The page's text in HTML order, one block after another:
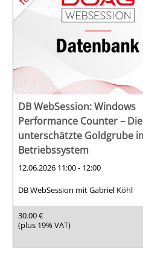
DB WebSession: Windows
Performance Counter – Die
unterschätzte Goldgrube
Betriebssystem
12.06.2026 11:00 - 12:00
DB WebSession mit Gabriel Köhl
30.00 €
(plus 19% VAT)